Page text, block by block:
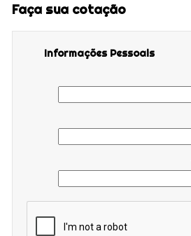
Faça sua cotação
Informações Pessoais